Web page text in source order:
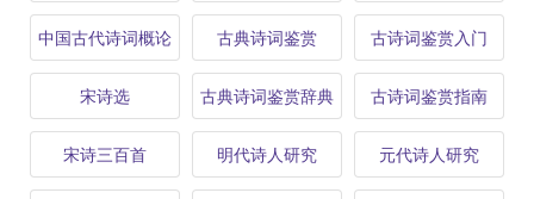
中国古代诗词概论 古典诗词鉴赏 古诗词鉴赏入门
宋诗选 古典诗词鉴赏辞典 古诗词鉴赏指南
宋诗三百首 明代诗人研究 元代诗人研究